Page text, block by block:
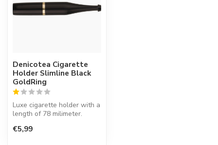
Denicotea Cigarette
Holder Slimline Black
GoldRing
Luxe cigarette holder with a
length of 78 milimeter.
€5,99